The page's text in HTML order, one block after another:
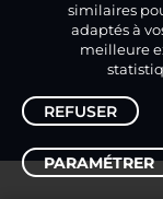
similaires
adaptés à
meilleure
REFUSER
PARAMÉTRER